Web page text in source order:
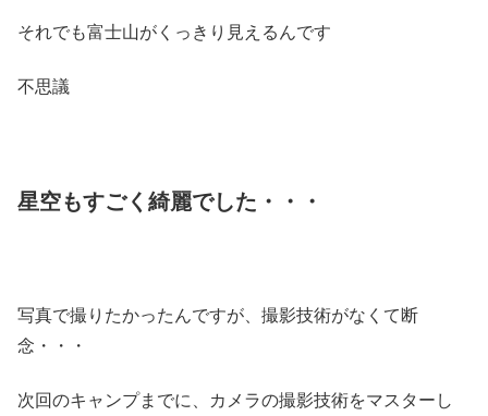
それでも富士山がくっきり見えるんです
不思議
星空もすごく綺麗でした・・・
写真で撮りたかったんですが、撮影技術がなくて断
念・・・
次回のキャンプまでに、カメラの撮影技術をマスターし